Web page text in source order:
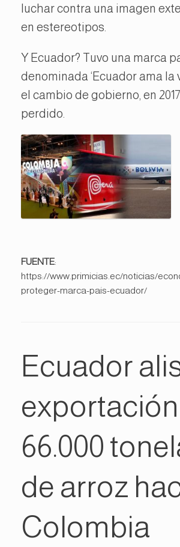
luchar contra una imagen
en estereotipos.
Y Ecuador? Tuvo una marca
denominada ‘Ecuador ama la
el cambio de gobierno, en
perdido.
FUENTE:
https://www.primicias.ec/noticias/
proteger-marca-pais-ecuador/
Ecuador
66.000
de arroz
Colombia